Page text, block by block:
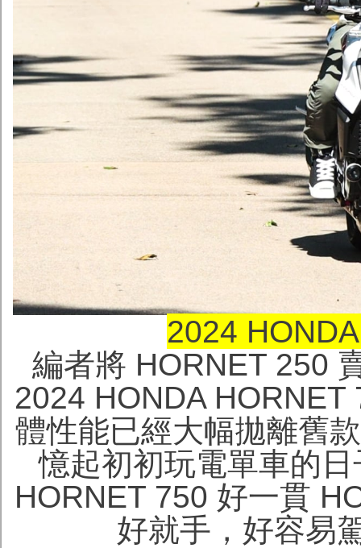
2024
編者將 HORNET 250
2024 HONDA
體性能已經大幅拋離舊
憶起初初玩電單車的
HORNET 750 好一貫
好就手，好容易